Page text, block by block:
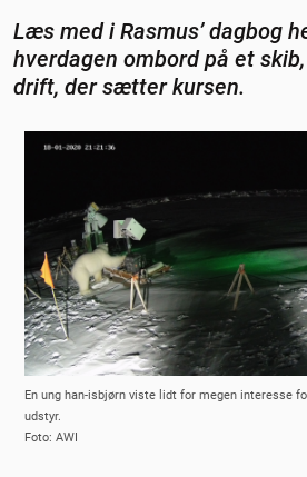
Læs med i Rasmus’ dagbog
hverdagen ombord på et
drift, der sætter kursen.
En ung han-isbjørn viste lidt for megen interesse
udstyr.
Foto: AWI